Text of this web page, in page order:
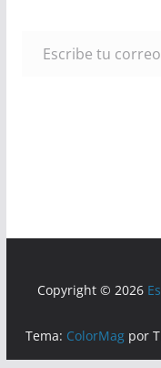
Copyright © 2026
Tema: ColorMag por